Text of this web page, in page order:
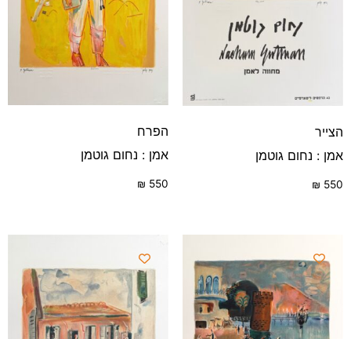
הצייר
אמן : נחום גוטמן
₪ 550
הפרח
אמן : נחום גוטמן
₪ 550